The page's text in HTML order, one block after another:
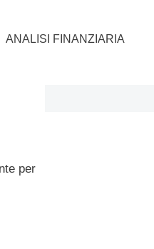
ANALISI FINANZIARIA
per